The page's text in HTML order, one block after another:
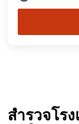
สำรวจโร